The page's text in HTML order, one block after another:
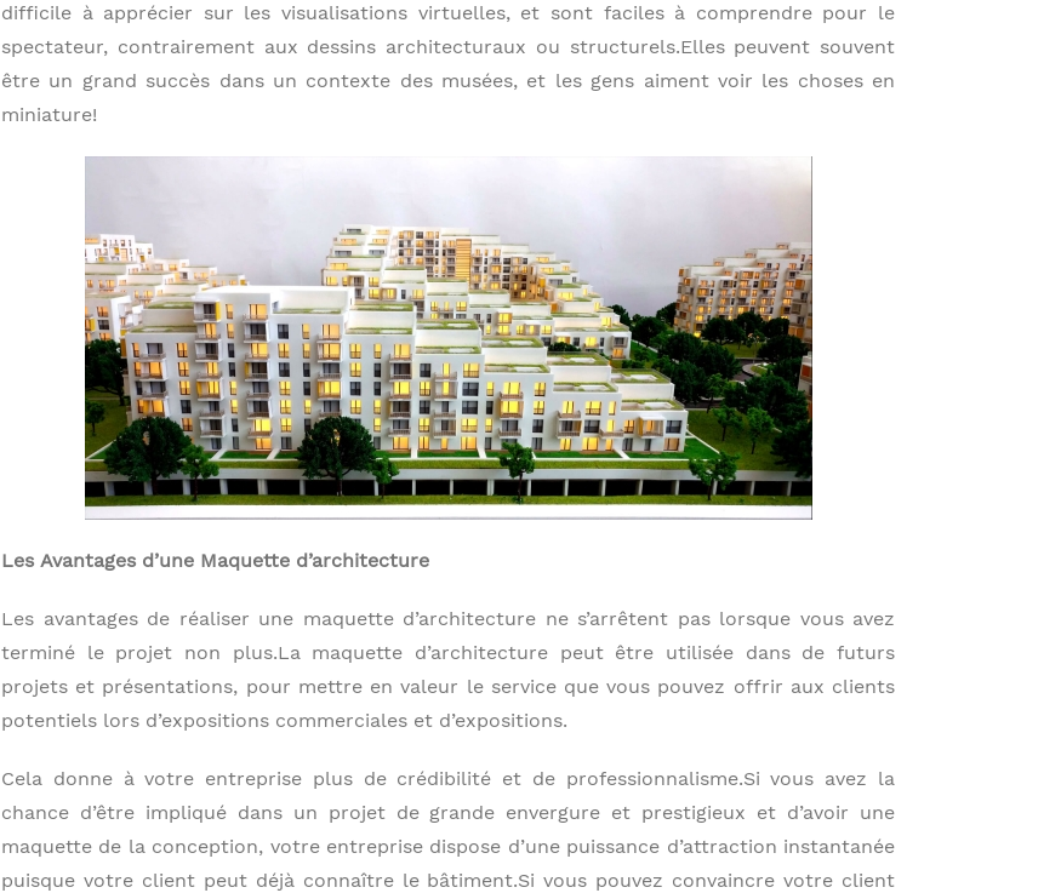
difficile à apprécier sur les visualisations virtuelles, et sont faciles à comprendre pour le
spectateur, contrairement aux dessins architecturaux ou structurels.Elles peuvent souvent
être un grand succès dans un contexte des musées, et les gens aiment voir les choses en
miniature!
Les Avantages d’une Maquette d’architecture
Les avantages de réaliser une maquette d’architecture ne s’arrêtent pas lorsque vous avez
terminé le projet non plus.La maquette d’architecture peut être utilisée dans de futurs
projets et présentations, pour mettre en valeur le service que vous pouvez offrir aux clients
potentiels lors d’expositions commerciales et d’expositions.
Cela donne à votre entreprise plus de crédibilité et de professionnalisme.Si vous avez la
chance d’être impliqué dans un projet de grande envergure et prestigieux et d’avoir une
maquette de la conception, votre entreprise dispose d’une puissance d’attraction instantanée
puisque votre client peut déjà connaître le bâtiment.Si vous pouvez convaincre votre client